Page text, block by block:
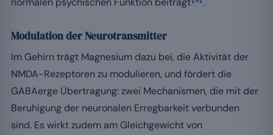
Modulation der Neurotransmitter
Im Gehirn trägt Magnesium dazu bei, die Aktivität der
NMDA-Rezeptoren zu modulieren, und fördert die
GABAerge Übertragung: zwei Mechanismen, die mit der
Beruhigung der neuronalen Erregbarkeit verbunden
sind. Es wirkt zudem am Gleichgewicht von